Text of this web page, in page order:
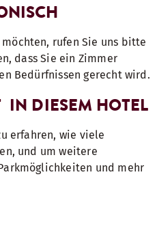
rufen Sie uns bitte
dass Sie ein Zimmer
Bedürfnissen gerecht wird.
IN DIESEM HOTEL
erfahren, wie viele
und um weitere
und mehr